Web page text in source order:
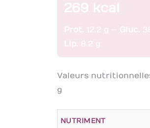
269 kcal
Prot. 12.2 g — Gluc.
Lip. 8.2 g
Valeurs
g
NUTRIMENT